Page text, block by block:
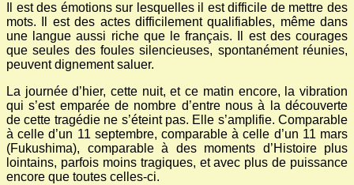
Il est des émotions sur lesquelles il est difficile de mettre des
mots. Il est des actes difficilement qualifiables, même dans
une langue aussi riche que le français. Il est des courages
que seules des foules silencieuses, spontanément réunies,
peuvent dignement saluer.
La journée d’hier, cette nuit, et ce matin encore, la vibration
qui s’est emparée de nombre d’entre nous à la découverte
de cette tragédie ne s’éteint pas. Elle s’amplifie. Comparable
à celle d’un 11 septembre, comparable à celle d’un 11 mars
(Fukushima), comparable à des moments d’Histoire plus
lointains, parfois moins tragiques, et avec plus de puissance
encore que toutes celles-ci.